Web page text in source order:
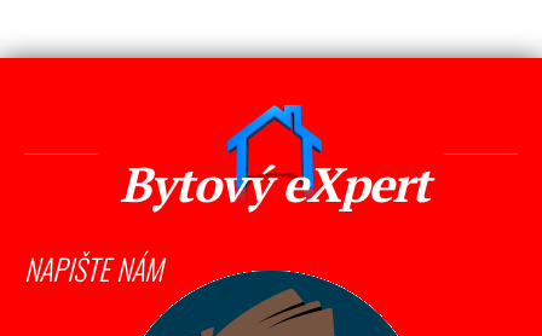
Bytový eXpert
NAPIŠTE NÁM